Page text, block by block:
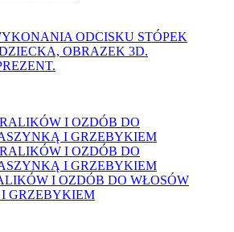
ODCISKU STÓPEK
OBRAZEK 3D.
I OZDÓB DO WŁOSÓW
GRZEBYKIEM